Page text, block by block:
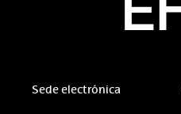
Sede electrónica